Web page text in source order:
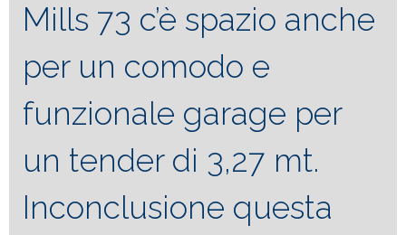
Mills 73 c’è spazio anche
per un comodo e
funzionale garage per
un tender di 3,27 mt.
Inconclusione questa